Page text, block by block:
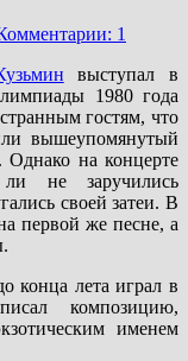
1
выступал в
1980 года
гостям, что
вышеупомянутый
Однако на концерте
не заручились
своей затеи. В
первой же песне, а
конца лета играл в
композицию,
именем